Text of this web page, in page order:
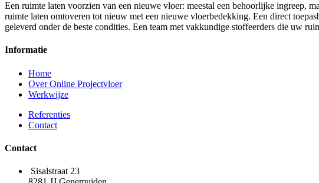
Een ruimte laten voorzien van een nieuwe vloer: meestal een behoorlijke ingreep,
ruimte laten omtoveren tot nieuw met een nieuwe vloerbedekking. Een direct
geleverd onder de beste condities. Een team met vakkundige stoffeerders die uw
Informatie
Home
Over Online Projectvloer
Werkwijze
Referenties
Contact
Contact
Sisalstraat 23